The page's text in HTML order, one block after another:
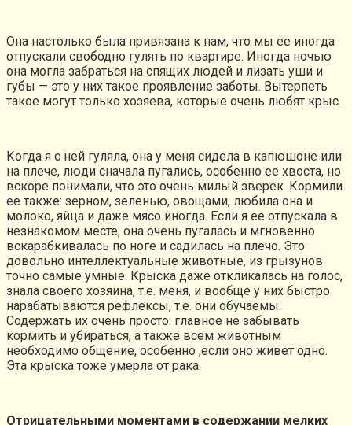
Она настолько была привязана к нам, что мы ее иногда
отпускали свободно гулять по квартире. Иногда ночью
она могла забраться на спящих людей и лизать уши и
губы — это у них такое проявление заботы. Вытерпеть
такое могут только хозяева, которые очень любят крыс.
Когда я с ней гуляла, она у меня сидела в капюшоне или
на плече, люди сначала пугались, особенно ее хвоста, но
вскоре понимали, что это очень милый зверек. Кормили
ее также: зерном, зеленью, овощами, любила она и
молоко, яйца и даже мясо иногда. Если я ее отпускала в
незнакомом месте, она очень пугалась и мгновенно
вскарабкивалась по ноге и садилась на плечо. Это
довольно интеллектуальные животные, из грызунов
точно самые умные. Крыска даже откликалась на голос,
знала своего хозяина, т.е. меня, и вообще у них быстро
нарабатываются рефлексы, т.е. они обучаемы.
Содержать их очень просто: главное не забывать
кормить и убираться, а также всем животным
необходимо общение, особенно ,если оно живет одно.
Эта крыска тоже умерла от рака.
Отрицательными моментами в содержании мелких